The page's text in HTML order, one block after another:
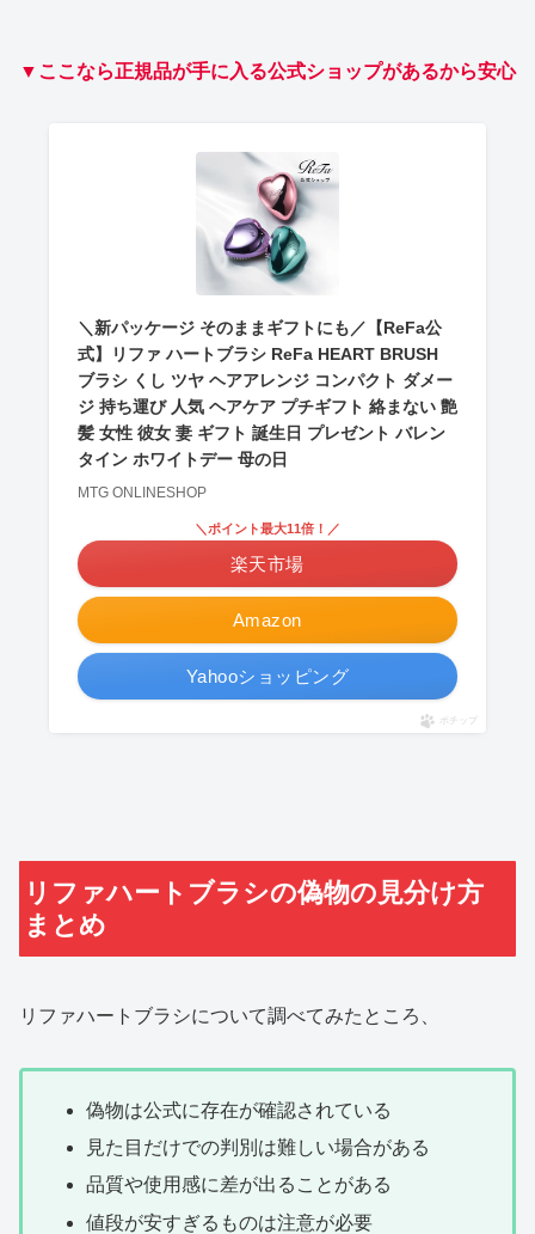
▼ここなら正規品が手に入る公式ショップがあるから安心
＼新パッケージ そのままギフトにも／【ReFa公
式】リファ ハートブラシ ReFa HEART BRUSH
ブラシ くし ツヤ ヘアアレンジ コンパクト ダメー
ジ 持ち運び 人気 ヘアケア プチギフト 絡まない 艶
髪 女性 彼女 妻 ギフト 誕生日 プレゼント バレン
タイン ホワイトデー 母の日
MTG ONLINESHOP
Amazon
＼ポイント最大11倍！／
楽天市場
Yahooショッピング
ポチップ
リファハートブラシの偽物の見分け方
まとめ
リファハートブラシについて調べてみたところ、
偽物は公式に存在が確認されている
見た目だけでの判別は難しい場合がある
品質や使用感に差が出ることがある
値段が安すぎるものは注意が必要